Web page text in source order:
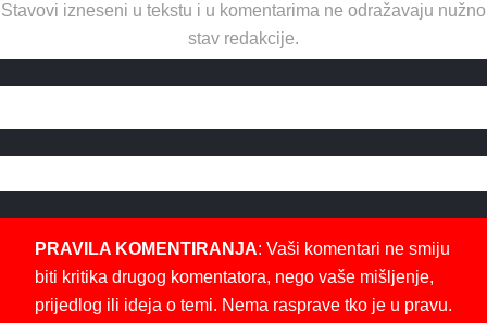
Stavovi izneseni u tekstu i u komentarima ne odražavaju nužno
stav redakcije.
PRAVILA KOMENTIRANJA: Vaši komentari ne smiju
biti kritika drugog komentatora, nego vaše mišljenje,
prijedlog ili ideja o temi. Nema rasprave tko je u pravu.